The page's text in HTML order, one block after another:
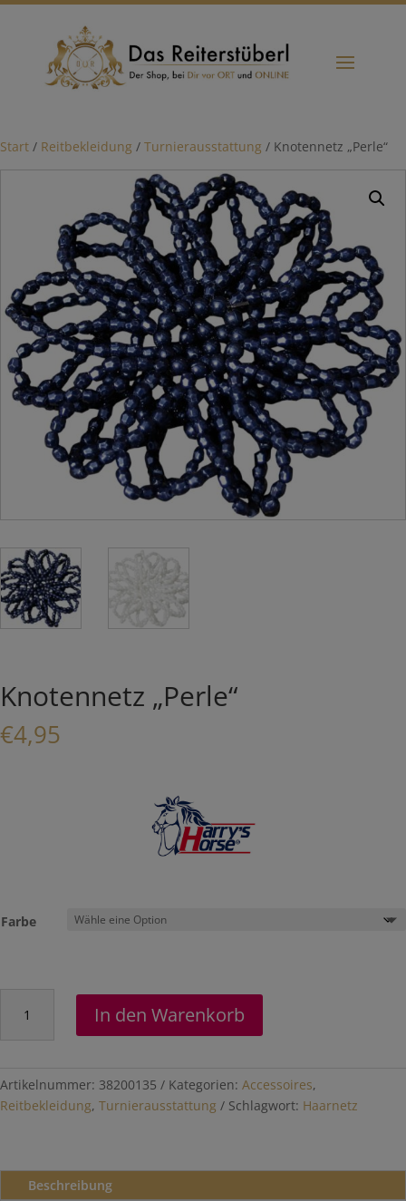
Start / Reitbekleidung / Turnierausstattung / Knotennetz „Perle“
Knotennetz „Perle“
€4,95
Farbe
"Perle"
In den Warenkorb
Artikelnummer: 38200135 Kategorien: Accessoires,
Reitbekleidung, Turnierausstattung Schlagwort: Haarnetz
Beschreibung